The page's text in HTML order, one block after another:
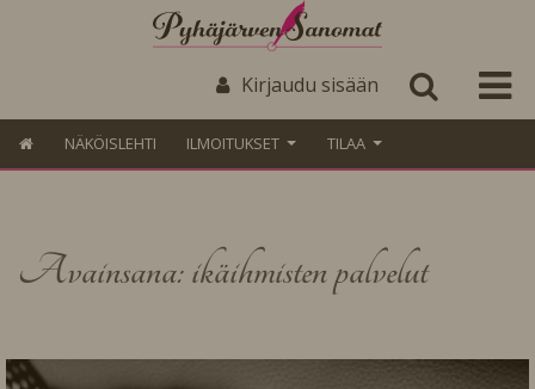
Kirjaudu sisään
NÄKÖISLEHTI ILMOITUKSET TILAA
Avainsana: ikäihmisten palvelut